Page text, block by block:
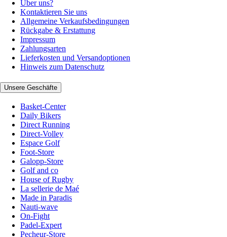
Über uns?
Kontaktieren Sie uns
Allgemeine Verkaufsbedingungen
Rückgabe & Erstattung
Impressum
Zahlungsarten
Lieferkosten und Versandoptionen
Hinweis zum Datenschutz
Unsere Geschäfte
Basket-Center
Daily Bikers
Direct Running
Direct-Volley
Espace Golf
Foot-Store
Galopp-Store
Golf and co
House of Rugby
La sellerie de Maé
Made in Paradis
Nauti-wave
On-Fight
Padel-Expert
Pecheur-Store